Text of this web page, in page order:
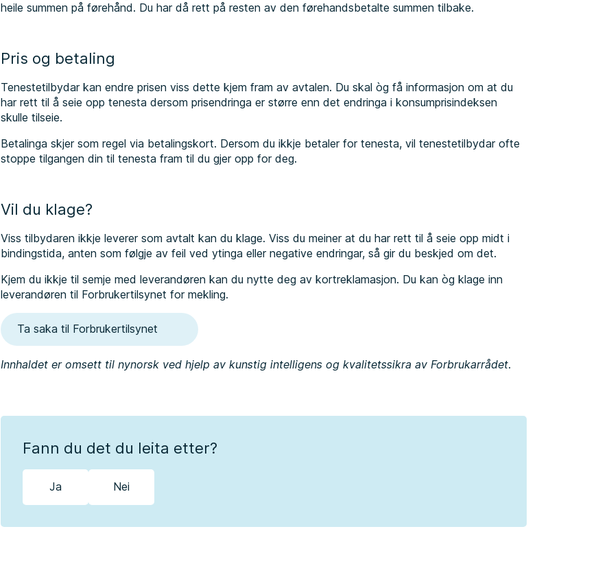
heile summen på førehånd. Du har då rett på resten av den førehandsbetalte summen tilbake.
Pris og betaling
Tenestetilbydar kan endre prisen viss dette kjem fram av avtalen. Du skal òg få informasjon om at du
har rett til å seie opp tenesta dersom prisendringa er større enn det endringa i konsumprisindeksen
skulle tilseie.
Betalinga skjer som regel via betalingskort. Dersom du ikkje betaler for tenesta, vil tenestetilbydar ofte
stoppe tilgangen din til tenesta fram til du gjer opp for deg.
Vil du klage?
Viss tilbydaren ikkje leverer som avtalt kan du klage. Viss du meiner at du har rett til å seie opp midt i
bindingstida, anten som følgje av feil ved ytinga eller negative endringar, så gir du beskjed om det.
Kjem du ikkje til semje med leverandøren kan du nytte deg av kortreklamasjon. Du kan òg klage inn
leverandøren til Forbrukertilsynet for mekling.
Ta saka til Forbrukertilsynet
Innhaldet er omsett til nynorsk ved hjelp av kunstig intelligens og kvalitetssikra av Forbrukarrådet.
Fann du det du leita etter?
Ja Nei